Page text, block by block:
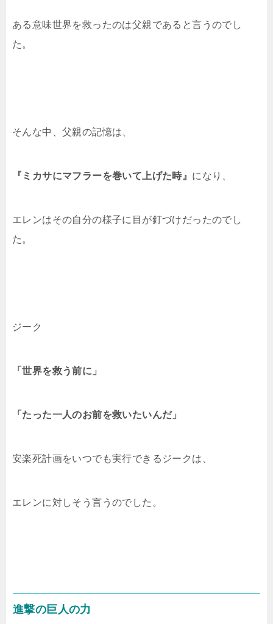
ある意味世界を救ったのは父親であると言うのでし
た。
そんな中、父親の記憶は、
『ミカサにマフラーを巻いて上げた時』 になり、
エレンはその自分の様子に目が釘づけだったのでし
た。
ジーク
「世界を救う前に」
「たった一人のお前を救いたいんだ」
安楽死計画をいつでも実行できるジークは、
エレンに対しそう言うのでした。
進撃の巨人の力